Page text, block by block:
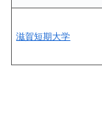
滋賀短期大学